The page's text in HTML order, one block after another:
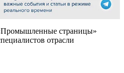
страницы»
отрасли